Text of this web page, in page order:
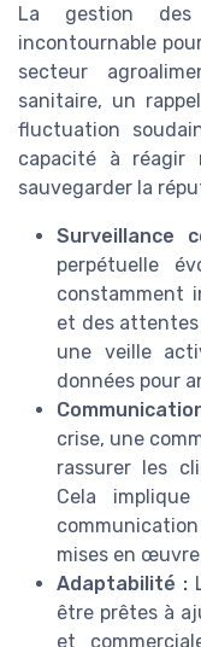
La gestion
incontournable
secteur
sanitaire, un
fluctuation
capacité à réagir
sauvegarder la
Surveillance
perpétuelle
constamment
et des attentes
une veille
données pour
crise, une
rassurer les
Cela
mises en
Adaptabilité :
être prêtes à
et